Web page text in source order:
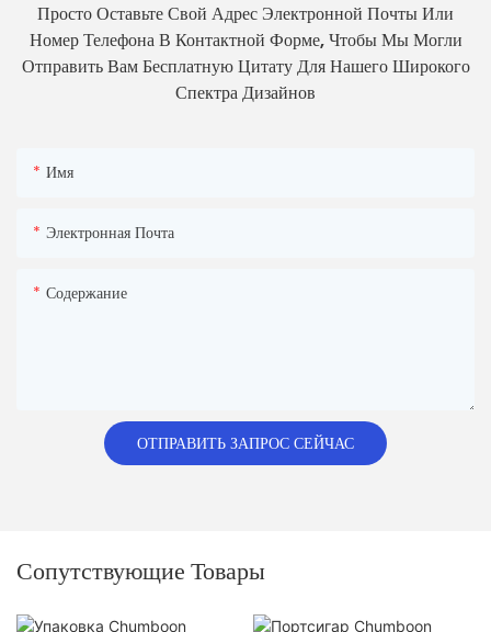
Просто Оставьте Свой Адрес Электронной Почты Или
Номер Телефона В Контактной Форме, Чтобы Мы Могли
Отправить Вам Бесплатную Цитату Для Нашего Широкого
Спектра Дизайнов
Имя
Электронная Почта
Содержание
ОТПРАВИТЬ ЗАПРОС СЕЙЧАС
Сопутствующие Товары